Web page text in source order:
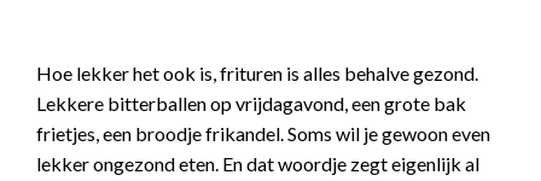
Hoe lekker het ook is, frituren is alles behalve gezond.
Lekkere bitterballen op vrijdagavond, een grote bak
frietjes, een broodje frikandel. Soms wil je gewoon even
lekker ongezond eten. En dat woordje zegt eigenlijk al